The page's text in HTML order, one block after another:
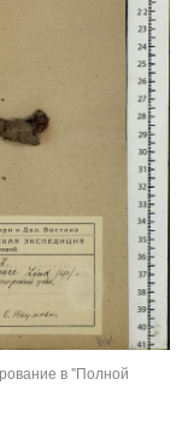
в "Полной